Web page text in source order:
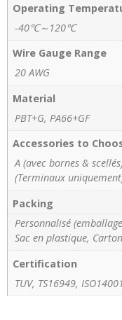
Operating
-40℃～120℃
Wire Gauge Range
20 AWG
Material
PBT+G, PA66+GF
Accessories to
A (avec bornes &
(Terminaux
Packing
Personnalisé
Sac en plastique,
Certification
TUV, TS16949,